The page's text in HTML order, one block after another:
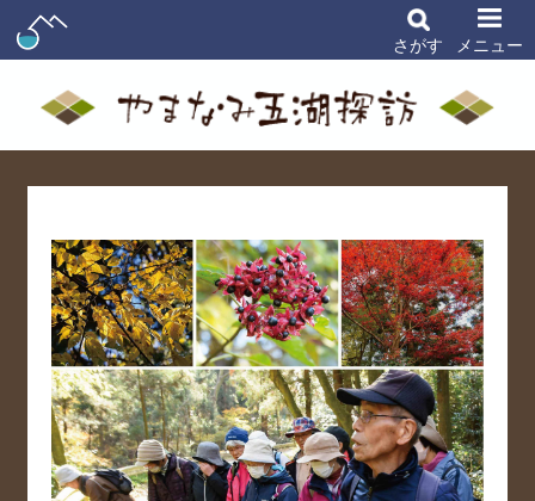
さがす メニュー